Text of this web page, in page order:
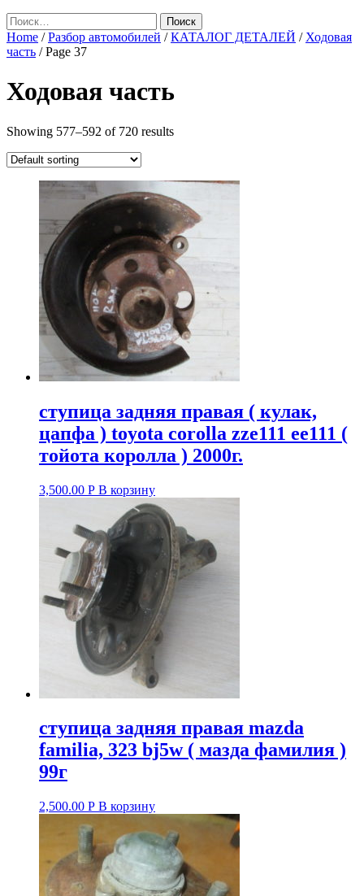
Найти:
Home /Разбор автомобилей /КАТАЛОГ ДЕТАЛЕЙ / Ходовая
часть / Page 37
Ходовая часть
Showing 577–592 of 720 results
ступица задняя правая ( кулак,
цапфа ) toyota corolla zze111 ee111 (
тойота королла ) 2000г.
3,500.00 Р В корзину
ступица задняя правая mazda
familia, 323 bj5w ( мазда фамилия )
99г
2,500.00 Р В корзину